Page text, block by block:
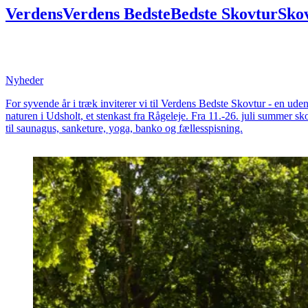
VerdensVerdens BedsteBedste Skovtur
Nyheder
For syvende år i træk inviterer vi til Verdens Bedste Skovtur - en
naturen i Udsholt, et stenkast fra Rågeleje. Fra 11.-26. juli summer
til saunagus, sanketure, yoga, banko og fællesspisning.